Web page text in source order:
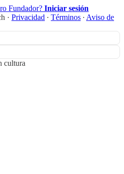
Fundador? Iniciar sesión
· Privacidad ∙ Términos ∙ Aviso de
cultura